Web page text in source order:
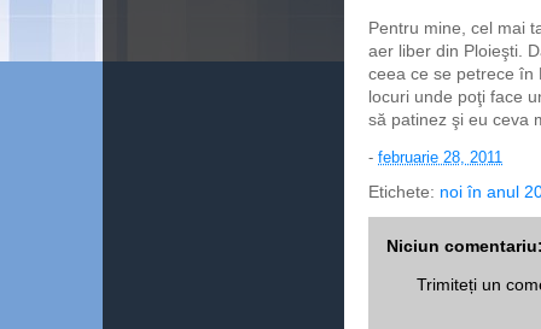
Pentru mine, cel mai
aer liber din Ploieşti.
ceea ce se petrece în
locuri unde poţi face
să patinez şi eu ceva
- februarie 28, 2011
Etichete: noi în anul
Niciun
Trimiteți un